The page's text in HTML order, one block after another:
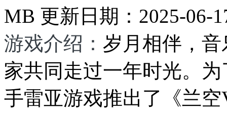
MB 更新日期： 2025-06-
游戏介绍： 岁月相伴，
家共同走过一年时光。
手雷亚游戏推出了《兰